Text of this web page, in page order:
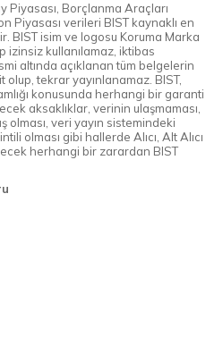
Piyasası, Borçlanma Araçları
Piyasası verileri BIST kaynaklı en
BIST isim ve logosu Koruma Marka
izinsiz kullanılamaz, iktibas
altında açıklanan tüm belgelerin
olup, tekrar yayınlanamaz. BIST,
konusunda herhangi bir garanti
aksaklıklar, verinin ulaşmaması,
olması, veri yayın sistemindeki
olması gibi hallerde Alıcı, Alt Alıcı
herhangi bir zarardan BIST